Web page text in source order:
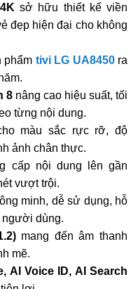
sở hữu thiết kế viền
đẹp hiện đại cho không
phẩm tivi LG UA8450ra
8 nâng cao hiệu suất, tối
từng nội dung.
màu sắc rực rỡ, độ
ảnh chân thực.
cấp nội dung lên gần
vượt trội.
minh, dễ sử dụng, hỗ
người dùng.
mang đến âm thanh
mẽ.
AI Voice ID, AI Search